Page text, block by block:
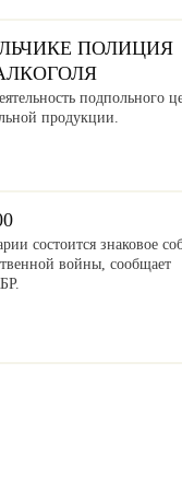
ПОЛИЦИЯ
подпольного
продукции.
состоится знаковое
войны, сообщает